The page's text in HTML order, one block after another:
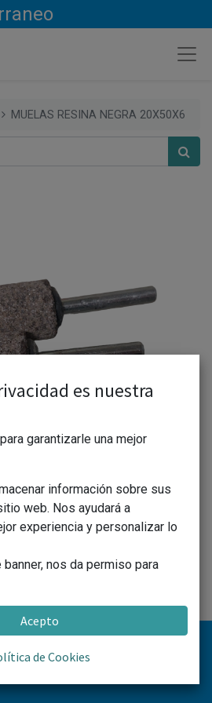
MUELAS RESINA NEGRA 20X50X6
NEGRA 20X50X6
de página
es nuestra
garantizarle una mejor
información sobre sus
web. Nos ayudará a
experiencia y personalizar lo
nos da permiso para
Acepto
de Cookies